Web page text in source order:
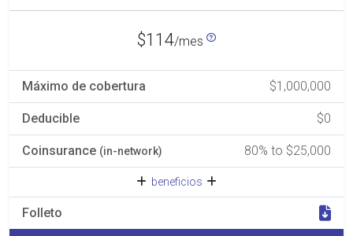
$114/mes
Máximo de cobertura $1,000,000
Deducible $0
Coinsurance (in-network) 80% to $25,000
beneficios
Folleto